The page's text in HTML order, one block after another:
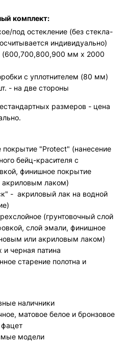
комплект:
под остекление (без стекла-
индивидуально)
(600,700,800,900 мм х 2000
с уплотнителем (80 мм)
- на две стороны
размеров - цена
покрытие "Protect" (нанесение
бейц-красителя с
финишное покрытие
акриловым лаком)
- акриловый лак на водной
(грунтовочный слой
слой эмали, финишное
или акриловым лаком)
и черная патина
старение полотна и
наличники
матовое белое и бронзовое
фацет
модели